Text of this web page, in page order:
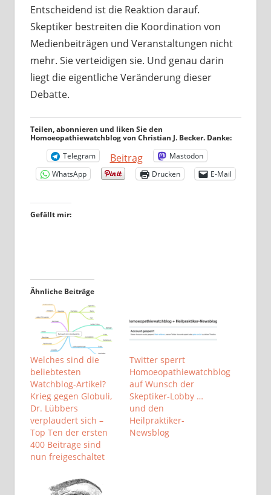
Entscheidend ist die Reaktion darauf.
Skeptiker bestreiten die Koordination von
Medienbeiträgen und Veranstaltungen nicht
mehr. Sie verteidigen sie. Und genau darin
liegt die eigentliche Veränderung dieser
Debatte.
Teilen, abonnieren und liken Sie den
Homoeopathiewatchblog von Christian J. Becker. Danke:
Telegram
Beitrag
Mastodon
WhatsApp
Drucken E-Mail
Gefällt mir:
Ähnliche Beiträge
Welches sind die
beliebtesten
Watchblog-Artikel?
Krieg gegen Globuli,
Dr. Lübbers
verplaudert sich –
Top Ten der ersten
400 Beiträge sind
nun freigeschaltet
Twitter sperrt
Homoeopathiewatchblog
auf Wunsch der
Skeptiker-Lobby …
und den
Heilpraktiker-
Newsblog